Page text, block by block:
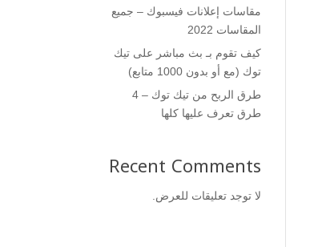
مقاسات إعلانات فيسبوك – جميع
المقاسات 2022
كيف تقوم بـ بث مباشر على تيك
توك (مع أو بدون 1000 متابع)
طرق الربح من تيك توك – 4
طرق تعرف عليها كلها
Recent Comments
لا توجد تعليقات للعرض.